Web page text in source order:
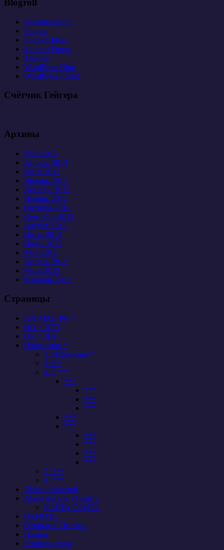
Blogroll
Documentation
Plugins
Suggest Ideas
Support Forum
Themes
WordPress Blog
WordPress Planet
Счётчик Гейгера
Архивы
Май 2013
Апрель 2013
Март 2013
Январь 2013
Декабрь 2012
Ноябрь 2012
Октябрь 2012
Сентябрь 2012
Август 2012
Июль 2012
Июнь 2012
Май 2012
Апрель 2012
Март 2012
Февраль 2012
Страницы
ANIMAL-PR *
NO = НЕТ
OK = ДА /
Избранное *
1. Избранное *
2 ***
2.1. ***
***
***
***
***
***
***
***
***
***
***
3. ***
4. ***
Лента новостей
About the site, О сайте
КАРТА САЙТА
ОКНО В…
Открытое Письмо
Планы
Рекомен-дуем